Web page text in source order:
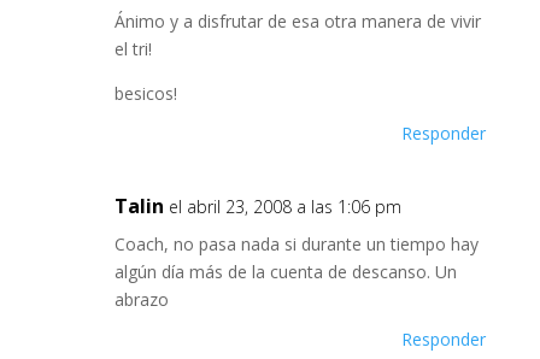
Ánimo y a disfrutar de esa otra manera de vivir
el tri!
besicos!
Responder
Talin el abril 23, 2008 a las 1:06 pm
Coach, no pasa nada si durante un tiempo hay
algún día más de la cuenta de descanso. Un
abrazo
Responder